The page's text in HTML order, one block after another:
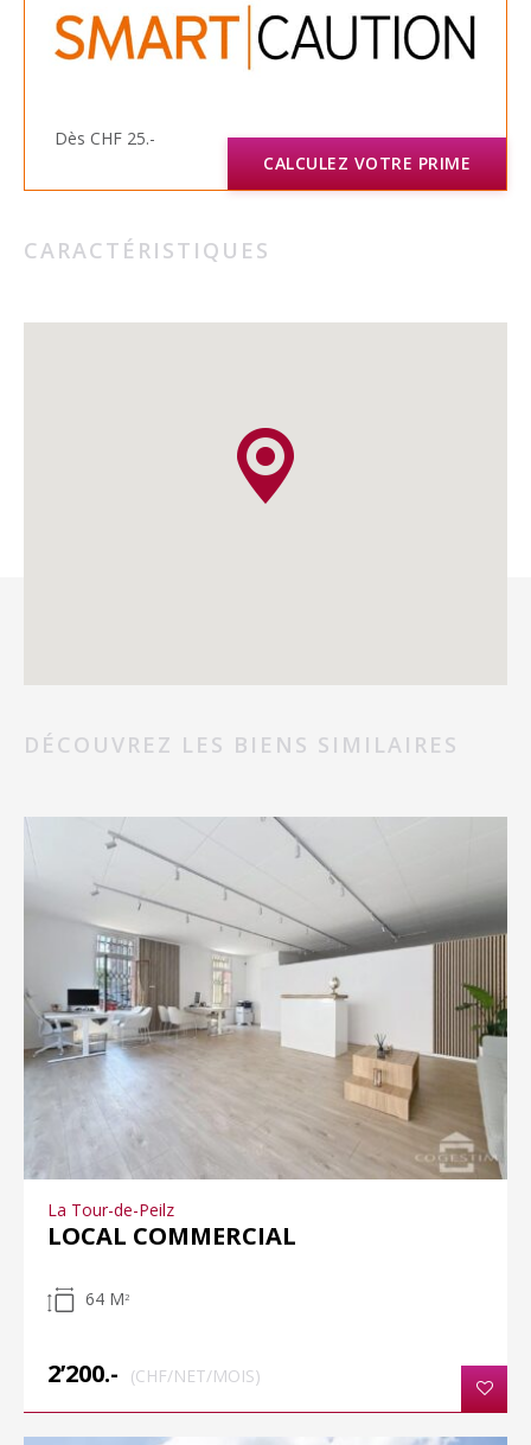
Dès CHF 25.-
CALCULEZ VOTRE PRIME
CARACTÉRISTIQUES
DÉCOUVREZ LES BIENS SIMILAIRES
La Tour-de-Peilz
LOCAL COMMERCIAL
64 M 2
2’200.- (CHF/NET/MOIS)